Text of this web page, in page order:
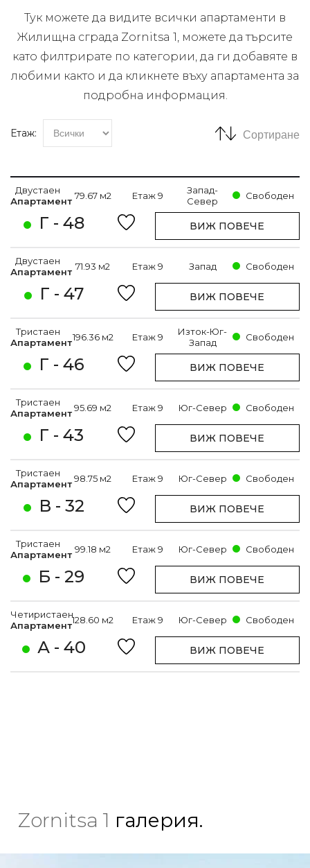
Тук можете да видите всички апартаменти в
Жилищна сграда Zornitsa 1, можете да търсите
като филтрирате по категории, да ги добавяте в
любими както и да кликнете въху апартамента за
подробна информация.
Етаж: Сортиране
Г - 48
Двустаен
Апартамент 79.67 м2 Етаж 9
Запад-
Север
Свободен
ВИЖ ПОВЕЧЕ
Г - 47
Двустаен
Апартамент 71.93 м2 Етаж 9 Запад Свободен
ВИЖ ПОВЕЧЕ
Г - 46
Тристаен
Апартамент196.36 м2 Етаж 9
Изток-Юг-
Запад
Свободен
ВИЖ ПОВЕЧЕ
Г - 43
Тристаен
Апартамент95.69 м2 Етаж 9 Юг-Север Свободен
ВИЖ ПОВЕЧЕ
В - 32
Тристаен
Апартамент98.75 м2 Етаж 9 Юг-Север Свободен
ВИЖ ПОВЕЧЕ
Б - 29
Тристаен
Апартамент 99.18 м2 Етаж 9 Юг-Север Свободен
ВИЖ ПОВЕЧЕ
А - 40
Четиристаен
Апартамент128.60 м2 Етаж 9 Юг-Север Свободен
ВИЖ ПОВЕЧЕ
Zornitsa 1 галерия.